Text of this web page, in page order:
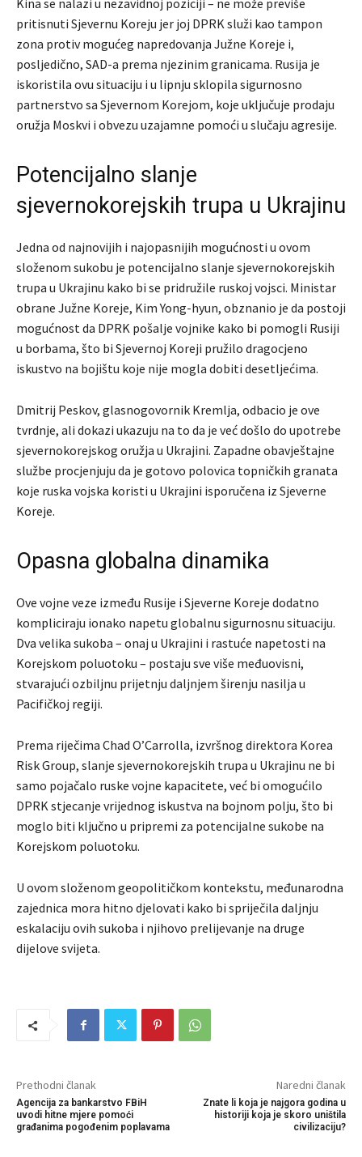
Kina se nalazi u nezavidnoj poziciji – ne može previše
pritisnuti Sjevernu Koreju jer joj DPRK služi kao tampon
zona protiv mogućeg napredovanja Južne Koreje i,
posljedično, SAD-a prema njezinim granicama. Rusija je
iskoristila ovu situaciju i u lipnju sklopila sigurnosno
partnerstvo sa Sjevernom Korejom, koje uključuje prodaju
oružja Moskvi i obvezu uzajamne pomoći u slučaju agresije.
Potencijalno slanje
sjevernokorejskih trupa u Ukrajinu
Jedna od najnovijih i najopasnijih mogućnosti u ovom
složenom sukobu je potencijalno slanje sjevernokorejskih
trupa u Ukrajinu kako bi se pridružile ruskoj vojsci. Ministar
obrane Južne Koreje, Kim Yong-hyun, obznanio je da postoji
mogućnost da DPRK pošalje vojnike kako bi pomogli Rusiji
u borbama, što bi Sjevernoj Koreji pružilo dragocjeno
iskustvo na bojištu koje nije mogla dobiti desetljećima.
Dmitrij Peskov, glasnogovornik Kremlja, odbacio je ove
tvrdnje, ali dokazi ukazuju na to da je već došlo do upotrebe
sjevernokorejskog oružja u Ukrajini. Zapadne obavještajne
službe procjenjuju da je gotovo polovica topničkih granata
koje ruska vojska koristi u Ukrajini isporučena iz Sjeverne
Koreje.
Opasna globalna dinamika
Ove vojne veze između Rusije i Sjeverne Koreje dodatno
kompliciraju ionako napetu globalnu sigurnosnu situaciju.
Dva velika sukoba – onaj u Ukrajini i rastuće napetosti na
Korejskom poluotoku – postaju sve više međuovisni,
stvarajući ozbiljnu prijetnju daljnjem širenju nasilja u
Pacifičkoj regiji.
Prema riječima Chad O’Carrolla, izvršnog direktora Korea
Risk Group, slanje sjevernokorejskih trupa u Ukrajinu ne bi
samo pojačalo ruske vojne kapacitete, već bi omogućilo
DPRK stjecanje vrijednog iskustva na bojnom polju, što bi
moglo biti ključno u pripremi za potencijalne sukobe na
Korejskom poluotoku.
U ovom složenom geopolitičkom kontekstu, međunarodna
zajednica mora hitno djelovati kako bi spriječila daljnju
eskalaciju ovih sukoba i njihovo prelijevanje na druge
dijelove svijeta.
Prethodni članak
Agencija za bankarstvo FBiH
uvodi hitne mjere pomoći
građanima pogođenim poplavama
Naredni članak
Znate li koja je najgora godina u
historiji koja je skoro uništila
civilizaciju?